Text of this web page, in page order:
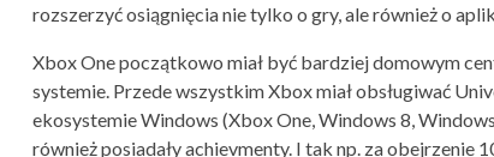
rozszerzyć osiągnięcia nie tylko o gry, ale również o
Xbox One początkowo miał być bardziej domowym
systemie. Przede wszystkim Xbox miał obsługiwać
ekosystemie Windows (Xbox One, Windows 8,
również posiadały achievmenty. I tak np. za obejrzenie